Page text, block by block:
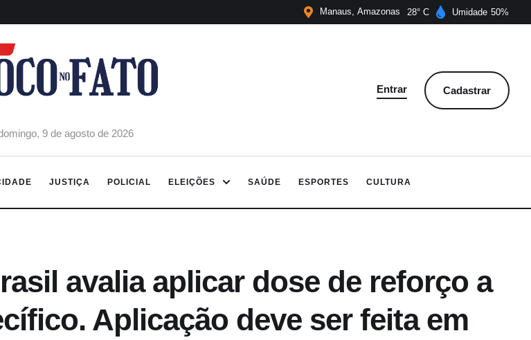
Manaus Amazonas 28 Umidade 50
9 de agosto de 2026
Entrar Cadastrar
JUSTIÇA POLICIAL ELEIÇÕES SAÚDE ESPORTES CULTURA
avalia aplicar dose de reforço a
Aplicação deve ser feita em